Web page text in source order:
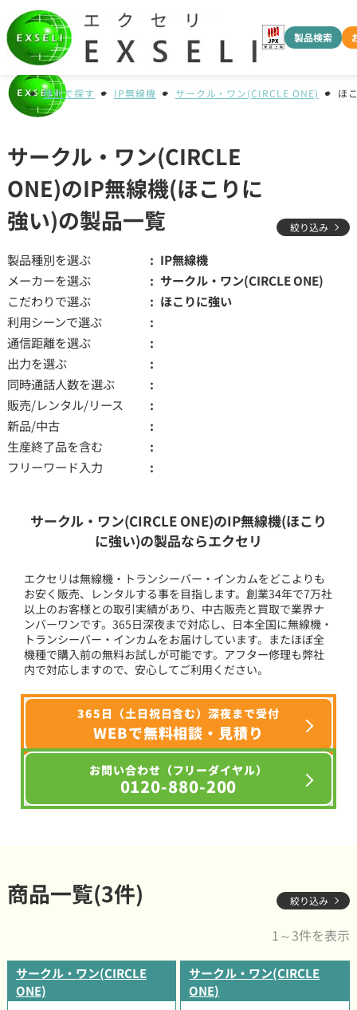
製品検索
種別で探す IP無線機 サークル・ワン(CIRCLE ONE) ほ
サークル・ワン(CIRCLE
ONE)のIP無線機(ほこりに
強い)の製品一覧
絞り込み
製品種別を選ぶ
IP無線機
メーカーを選ぶ
サークル・ワン(CIRCLE ONE)
こだわりで選ぶ
ほこりに強い
利用シーンで選ぶ
通信距離を選ぶ
出力を選ぶ
同時通話人数を選ぶ
販売/レンタル/リース
新品/中古
生産終了品を含む
フリーワード入力
サークル・ワン(CIRCLE ONE)のIP無線機(ほこり
に強い)の製品ならエクセリ
エクセリは無線機・トランシーバー・インカムをどこよりも
お安く販売、レンタルする事を目指します。創業34年で7万社
以上のお客様との取引実績があり、中古販売と買取で業界ナ
ンバーワンです。365日深夜まで対応し、日本全国に無線機・
トランシーバー・インカムをお届けしています。またほぼ全
機種で購入前の無料お試しが可能です。アフター修理も弊社
内で対応しますので、安心してご利用ください。
365日（土日祝日含む）深夜まで受付
WEBで無料相談・見積り
お問い合わせ（フリーダイヤル）
0120-880-200
商品一覧(3件) 絞り込み
1～3件を表示
サークル・ワン(CIRCLE
ONE)
サークル・ワン(CIRCLE
ONE)